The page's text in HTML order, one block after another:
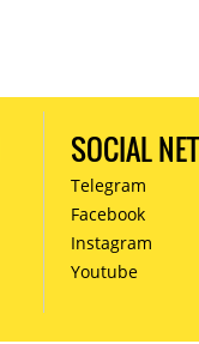
SOCIAL
Telegram
Facebook
Instagram
Youtube